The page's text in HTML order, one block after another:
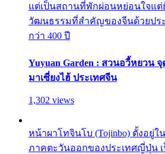
แต่เป็นสถานที่พักผ่อนหย่อนใจแต่
วัฒนธรรมที่สำคัญของจีนด้วยปร
กว่า 400 ปี
Yuyuan Garden : สวนอวี้หยวน
มาเซี่ยงไฮ้ ประเทศจีน
1,302 views
หน้าผาโทจินโบ (Tojinbo) ตั้งอยู่ใ
ภาคตะวันออกของประเทศญี่ปุ่น